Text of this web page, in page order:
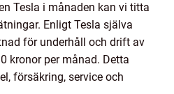
Tesla i månaden kan vi titta
Enligt Tesla själva
för underhåll och drift av
kronor per månad. Detta
försäkring, service och